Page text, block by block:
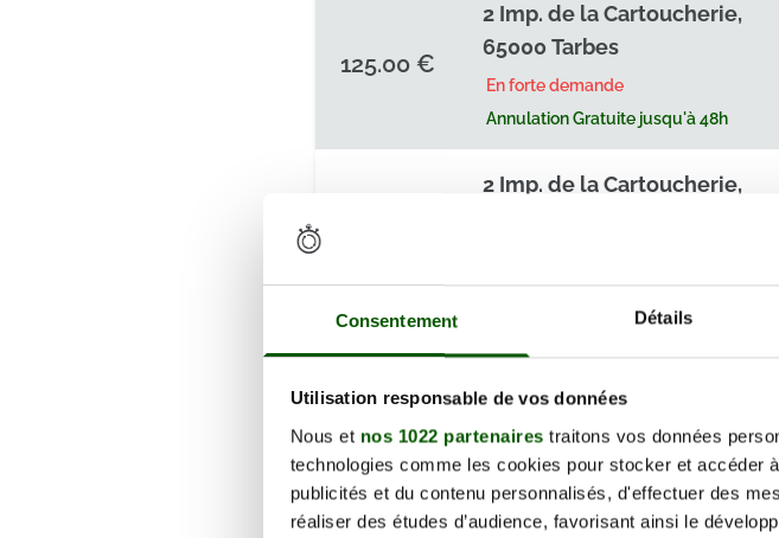
Consentement Détails
Utilisation responsable de vos données
Nous et nos 1022 partenaires traitons vos données
technologies comme les cookies pour stocker et accéder
publicités et du contenu personnalisés, d'effectuer des
réaliser des études d’audience, favorisant ainsi le
125.00 €
2 Imp. de la Cartoucherie,
65000 Tarbes
En forte demande
Annulation Gratuite jusqu'à 48h
2 Imp. de la Cartoucherie,
Annulation Gratuite jusqu'à 48h
125.00 €
2 Imp. de la Cartoucherie,
65000 Tarbes
En forte demande
Annulation Gratuite jusqu'à 48h
2 Imp. de la Cartoucherie,